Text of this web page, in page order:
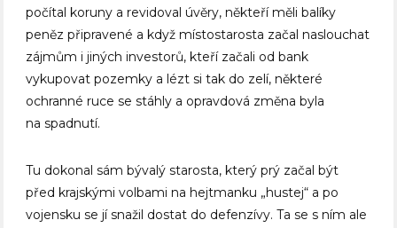
počítal koruny a revidoval úvěry, někteří měli balíky
peněz připravené a když místostarosta začal naslouchat
zájmům i jiných investorů, kteří začali od bank
vykupovat pozemky a lézt si tak do zelí, některé
ochranné ruce se stáhly a opravdová změna byla
na spadnutí.
Tu dokonal sám bývalý starosta, který prý začal být
před krajskými volbami na hejtmanku „hustej“ a po
vojensku se jí snažil dostat do defenzívy. Ta se s ním ale